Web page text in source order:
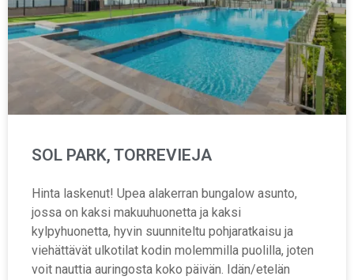
SOL PARK, TORREVIEJA
Hinta laskenut! Upea alakerran bungalow asunto,
jossa on kaksi makuuhuonetta ja kaksi
kylpyhuonetta, hyvin suunniteltu pohjaratkaisu ja
viehättävät ulkotilat kodin molemmilla puolilla, joten
voit nauttia auringosta koko päivän. Idän/etelän